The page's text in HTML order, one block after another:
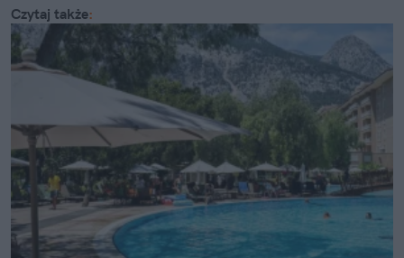
Czytaj także: